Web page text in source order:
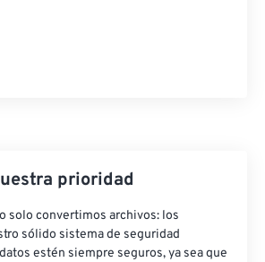
prioridad
solo convertimos archivos: los
sólido sistema de seguridad
estén siempre seguros, ya sea que